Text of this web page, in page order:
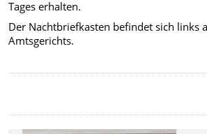
Tages erhalten.
Der Nachtbriefkasten befindet sich links
Amtsgerichts.